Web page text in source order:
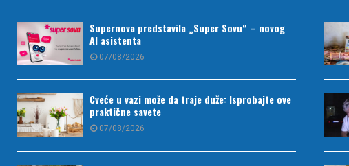
Supernova predstavila „Super Sovu“ – novog
AI asistenta
07/08/2026
Cveće u vazi može da traje duže: Isprobajte ove
praktične savete
07/08/2026